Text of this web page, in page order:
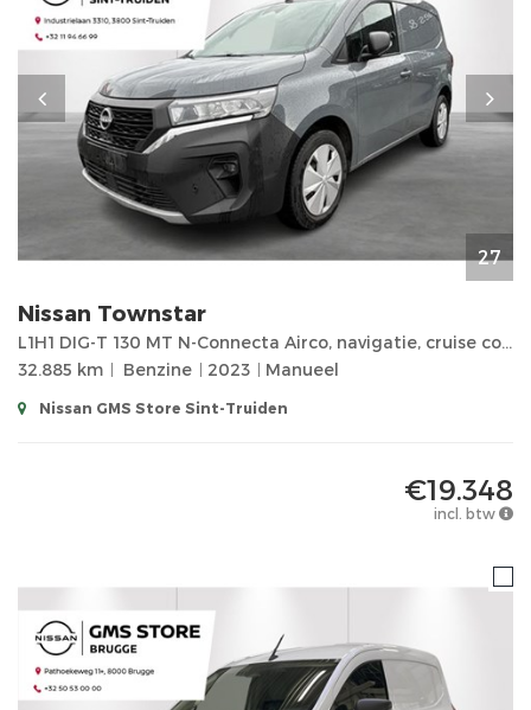
27
Nissan Townstar
L1H1 DIG-T 130 MT N-Connecta Airco, navigatie, cruise controle, achteruitrijcamera, apple car play,
32.885 km
Benzine 2023 Manueel
Nissan GMS Store Sint-Truiden
€19.348
incl. btw